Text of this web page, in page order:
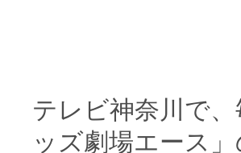
テレビ神奈川で
ッズ劇場エース